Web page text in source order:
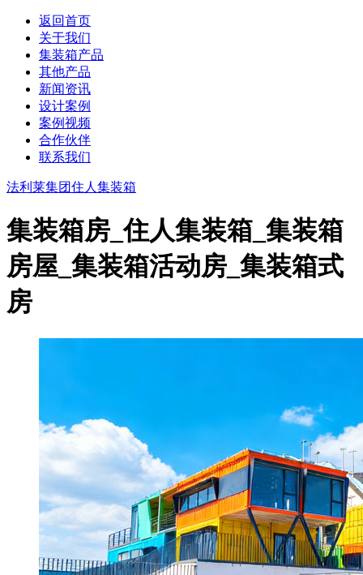
返回首页
关于我们
集装箱产品
其他产品
新闻资讯
设计案例
案例视频
合作伙伴
联系我们
法利莱集团住人集装箱
集装箱房_住人集装箱_集装箱
房屋_集装箱活动房_集装箱式
房